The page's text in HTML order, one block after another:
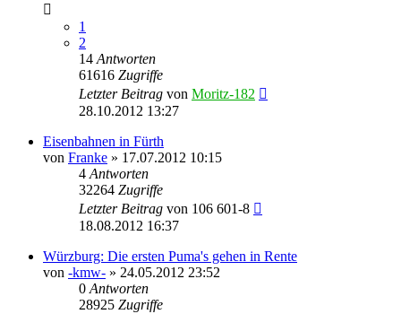
1
2
14 Antworten
61616 Zugriffe
Letzter Beitrag von Moritz-182
28.10.2012 13:27
Eisenbahnen in Fürth
von Franke » 17.07.2012 10:15
4 Antworten
32264 Zugriffe
Letzter Beitrag von 106 601-8
18.08.2012 16:37
Würzburg: Die ersten Puma's gehen in Rente
von -kmw- » 24.05.2012 23:52
0 Antworten
28925 Zugriffe